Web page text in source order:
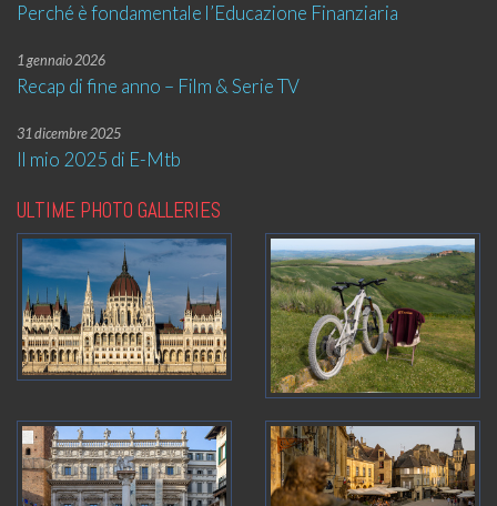
Perché è fondamentale l’Educazione Finanziaria
1 gennaio 2026
Recap di fine anno – Film & Serie TV
31 dicembre 2025
Il mio 2025 di E-Mtb
ULTIME PHOTO GALLERIES